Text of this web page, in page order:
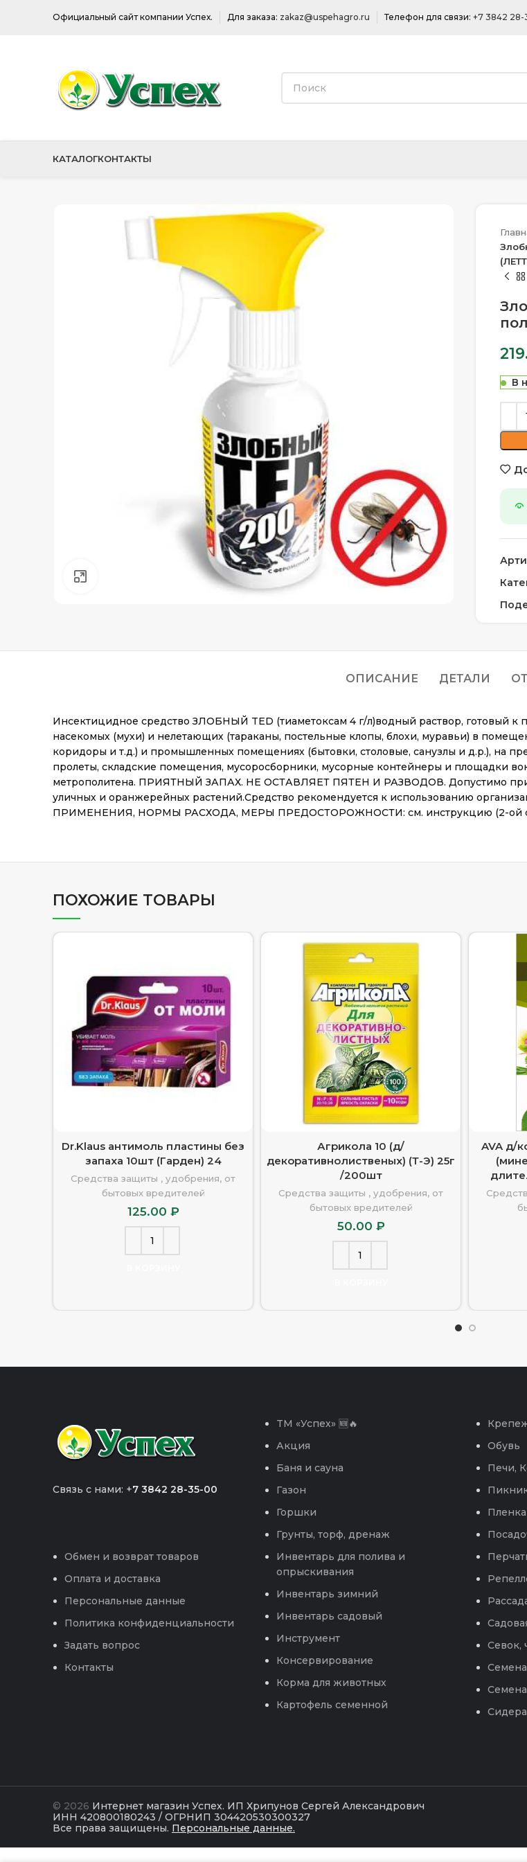
Официальный сайт компании Успех. Для заказа: zakaz@uspehagro.ru Телефон для связи: +7 3842
КАТАЛОГКОНТАКТЫ
Нажмите, чтобы увеличить
В
ОПИСАНИЕ ДЕТАЛИ
Инсектицидное средство ЗЛОБНЫЙ TED (тиаметоксам 4 г/л)водный раствор, готовый
насекомых (мухи) и нелетающих (тараканы, постельные клопы, блохи, муравьи) в
коридоры и т.д.) и промышленных помещениях (бытовки, столовые, санузлы и д.р.), на
пролеты, складские помещения, мусоросборники, мусорные контейнеры и площадки
метрополитена. ПРИЯТНЫЙ ЗАПАХ. НЕ ОСТАВЛЯЕТ ПЯТЕН И РАЗВОДОВ. Допустимо
уличных и оранжерейных растений.Средство рекомендуется к использованию
ПРИМЕНЕНИЯ, НОРМЫ РАСХОДА, МЕРЫ ПРЕДОСТОРОЖНОСТИ: см. инструкцию (2-ой
ПОХОЖИЕ ТОВАРЫ
Dr.Klaus антимоль пластины без
запаха 10шт (Гарден) 24
Средства защиты , удобрения, от
бытовых вредителей
125.00 ₽
Агрикола 10 (д/
декоративнолиственых) (Т-Э) 25г
/200шт
Средства защиты , удобрения, от
бытовых вредителей
50.00 ₽
AVA д/
Связь с нами: +7 3842 28-35-00
Обмен и возврат товаров
Оплата и доставка
Персональные данные
Политика конфиденциальности
Задать вопрос
Контакты
TM «Успех» 🆕🔥
Акция
Баня и сауна
Газон
Горшки
Грунты, торф, дренаж
Инвентарь для полива и
опрыскивания
Инвентарь зимний
Инвентарь садовый
Инструмент
Консервирование
Корма для животных
Картофель семенной
Обувь
Печи,
Севок,
Семена
Семена
© 2026 Интернет магазин Успех. ИП Хрипунов Сергей Александрович
ИНН 420800180243 / ОГРНИП 304420530300327
Все права защищены. Персональные данные.